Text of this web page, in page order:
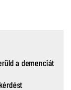
a demenciát